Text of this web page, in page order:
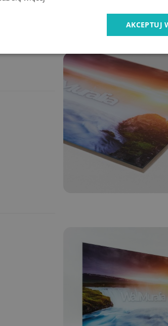
Ekspresowa
zakupy
AKCEPTUJ